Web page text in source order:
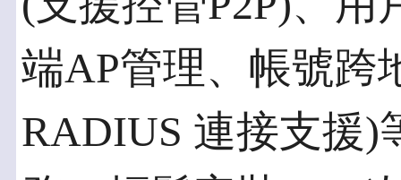
端AP管理、帳號跨
RADIUS 連接支援)